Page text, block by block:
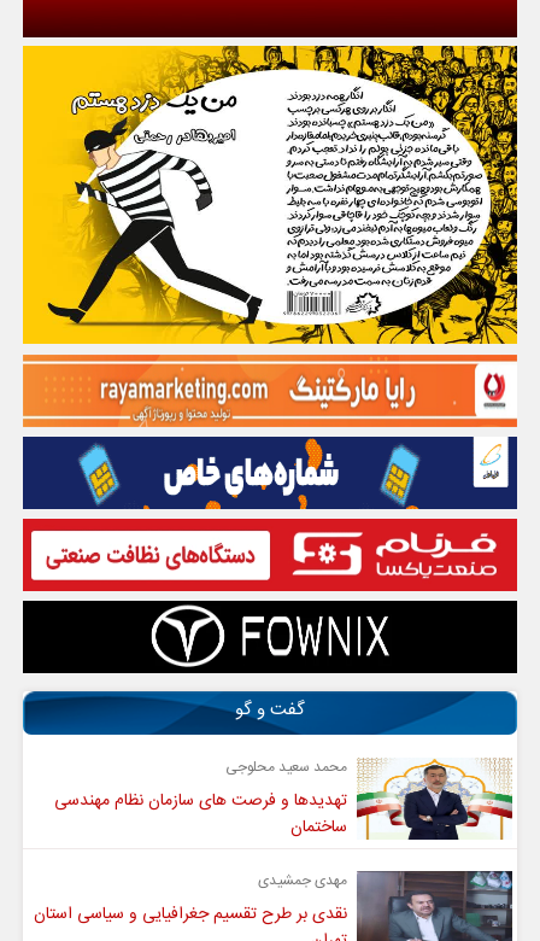
گفت و گو
محمد سعید محلوجی
تهدیدها و فرصت های سازمان نظام مهندسی
ساختمان
مهدی جمشیدی
نقدی بر طرح تقسیم جغرافیایی و سیاسی استان